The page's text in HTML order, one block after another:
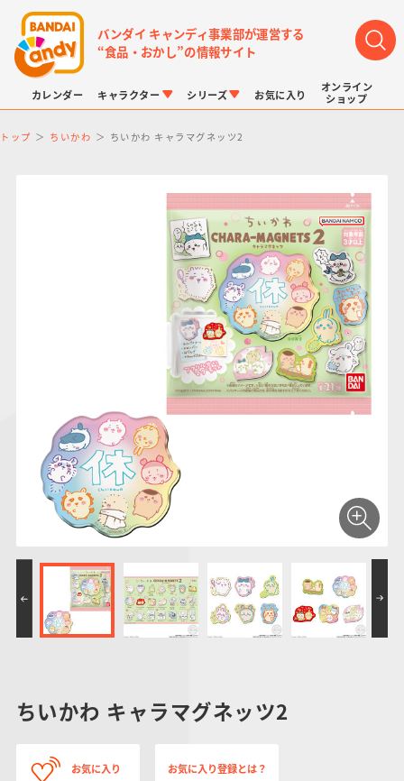
バンダイ キャンディ事業部が運営する
“食品・おかし”の情報サイト
カレンダー キャラクター
仮面ライダーシリー
ズ
PROJECT R.E.D.・
スーパー戦隊シリー
ズ
プリキュアシリーズ
ガンダムシリーズ
ポケットモンスター
ドラゴンボール
アンパンマン
サンリオキャラクタ
ーズ
たまご
シリーズ
キャラパキ
つりグミ
チョコサプ
にふぉるめーしょん
＆スクエアシール
SMPシリーズ
ポケモンキッズ
ポケモンスケールワ
キャラデコ
お気に入り
オンライン
ショップ
トップ ちいかわ ちいかわ キャラマグネッツ2
ちいかわ キャラマグネッツ2
お気に入り お気に入り登録とは？